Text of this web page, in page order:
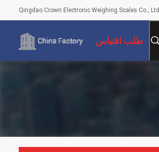
Qingdao Crown Electronic Weighing Scales Co., Ltd
طلب اقتباس